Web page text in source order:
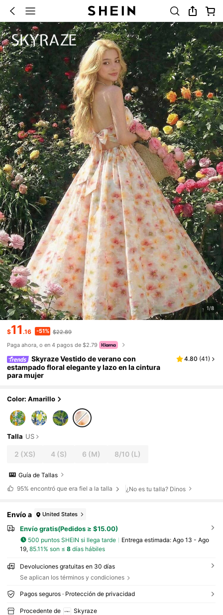
1/8
$11.16 -51% $22.89
Paga ahora, o en 4 pagos de $2.79
Skyraze Vestido de verano con
estampado floral elegante y lazo en la cintura
para mujer
4.80 (41)
Color: Amarillo
Talla US
2 (XS) 4(S) 6 (M) 8/10 (L)
Guía de Tallas
95% encontró que era fiel a la talla ¿No es tu talla? Dinos
Envío a United States
Envío gratis(Pedidos ≥ $15.00)
500 puntos SHEIN si llega tarde Entrega estimada: Ago 13 - Ago
19, 85.11% son ≤ 8días hábiles
Devoluciones gratuitas en 30 días
Se aplican los términos y condiciones
Pagos seguros · Protección de privacidad
Procedente de
Skyraze